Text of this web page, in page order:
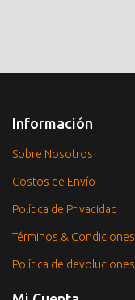
Información
Sobre Nosotros
Costos de Envío
Política de Privacidad
Términos & Condiciones
Política de devoluciones